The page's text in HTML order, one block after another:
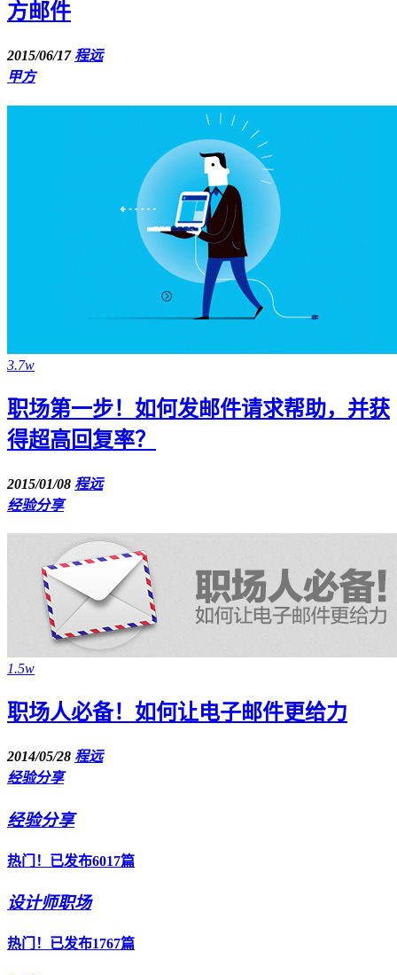
方邮件
2015/06/17 程远
甲方
3.7w
职场第一步！如何发邮件请求帮助，并获
得超高回复率？
2015/01/08 程远
经验分享
1.5w
职场人必备！如何让电子邮件更给力
2014/05/28 程远
经验分享
经验分享
热门！已发布6017篇
设计师职场
热门！已发布1767篇